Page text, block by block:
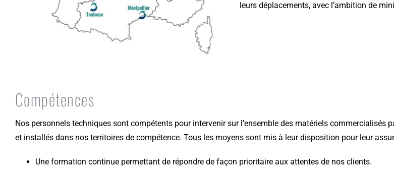
leurs déplacements, avec l’ambition de
Compétences
Nos personnels techniques sont compétents pour intervenir sur l’ensemble des matériels commercialisés
et installés dans nos territoires de compétence. Tous les moyens sont mis à leur disposition pour leur
Une formation continue permettant de répondre de façon prioritaire aux attentes de nos clients.